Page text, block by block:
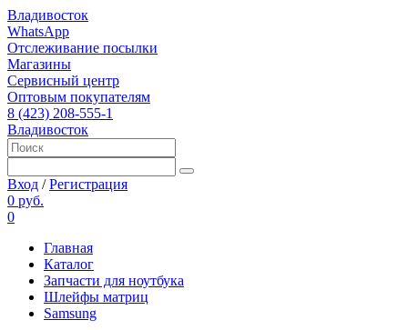
Владивосток
WhatsApp
Отслеживание посылки
Магазины
Сервисный центр
Оптовым покупателям
8 (423) 208-555-1
Владивосток
Вход /Регистрация
0 руб.
0
Главная
Каталог
Запчасти для ноутбука
Шлейфы матриц
Samsung